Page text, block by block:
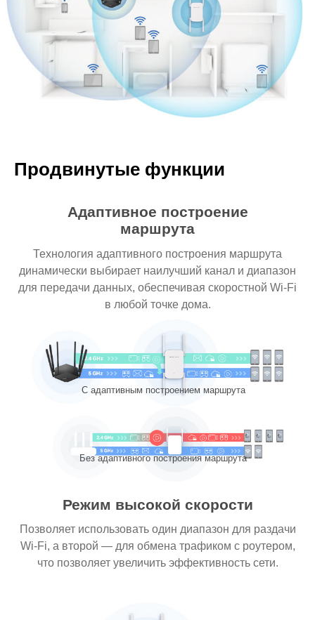
Продвинутые функции
Адаптивное построение
маршрута
Технология адаптивного построения маршрута
динамически выбирает наилучший канал и диапазон
для передачи данных, обеспечивая скоростной Wi-Fi
в любой точке дома.
С адаптивным построением маршрута
Без адаптивного построения маршрута
Режим высокой скорости
Позволяет использовать один диапазон для раздачи
Wi-Fi, а второй — для обмена трафиком с роутером,
что позволяет увеличить эффективность сети.